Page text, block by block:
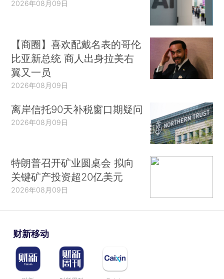
2026年08月09日
【商圈】喜欢配戴名表的哥伦
比亚新总统 商人出身拉美右
翼又一员
2026年08月09日
离岸信托90天补税窗口期疑问
2026年08月09日
特朗普召开矿业圆桌会 拟向
关键矿产投资超20亿美元
2026年08月09日
财新移动